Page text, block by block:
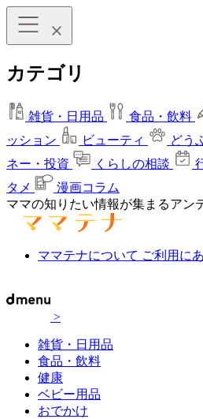
カテゴリ
雑貨・日用品 食品・飲料
ッション
ビューティ どう
ネー・投資
くらしの相談
タメ
漫画コラム
ママの知りたい情報が集まるアン
ママテナについて ご利用に
>
雑貨・日用品
食品・飲料
健康
ベビー用品
おでかけ